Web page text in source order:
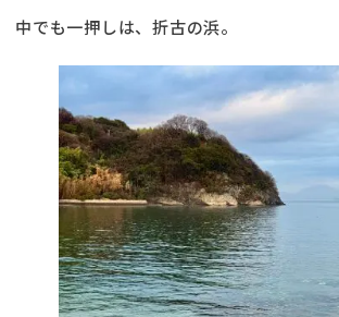
中でも一押しは、折古の浜。